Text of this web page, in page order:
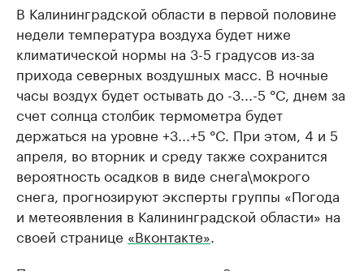
В Калининградской области в первой половине
недели температура воздуха будет ниже
климатической нормы на 3-5 градусов из-за
прихода северных воздушных масс. В ночные
часы воздух будет остывать до -3...-5 °C, днем за
счет солнца столбик термометра будет
держаться на уровне +3...+5 °C. При этом, 4 и 5
апреля, во вторник и среду также сохранится
вероятность осадков в виде снега\мокрого
снега, прогнозируют эксперты группы «Погода
и метеоявления в Калининградской области» на
своей странице «Вконтакте»